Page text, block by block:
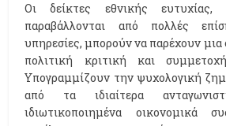
Οι δείκτες εθνικής ευτυχίας,
παραβάλλονται από πολλές
υπηρεσίες, μπορούν να παρέχουν μια
πολιτική κριτική και
Υπογραμμίζουν την ψυχολογική
από τα ιδιαίτερα
ιδιωτικοποιημένα οικονομικά